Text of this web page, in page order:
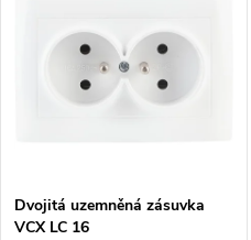
Dvojitá uzemněná zásuvka
VCX LC 16